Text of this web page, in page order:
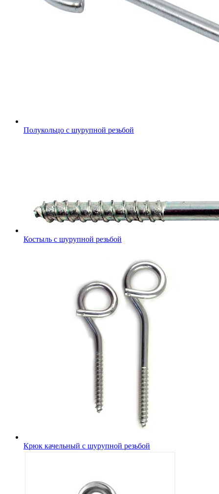
Полукольцо с шурупной резьбой
Костыль с шурупной резьбой
Крюк качельный с шурупной резьбой